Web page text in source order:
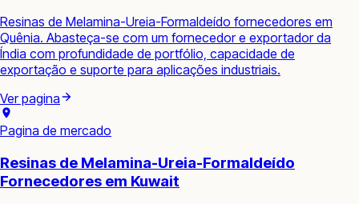
Resinas de Melamina-Ureia-Formaldeído fornecedores em
Quênia. Abasteça-se com um fornecedor e exportador da
Índia com profundidade de portfólio, capacidade de
exportação e suporte para aplicações industriais.
Ver pagina
Pagina de mercado
Resinas de Melamina-Ureia-Formaldeído
Fornecedores em Kuwait